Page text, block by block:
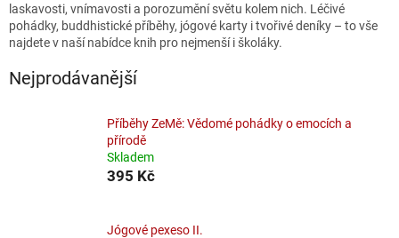
laskavosti, vnímavosti a porozumění světu kolem nich. Léčivé
pohádky, buddhistické příběhy, jógové karty i tvořivé deníky – to vše
najdete v naší nabídce knih pro nejmenší i školáky.
Nejprodávanější
Příběhy ZeMě: Vědomé pohádky o emocích a
přírodě
Skladem
395 Kč
Jógové pexeso II.